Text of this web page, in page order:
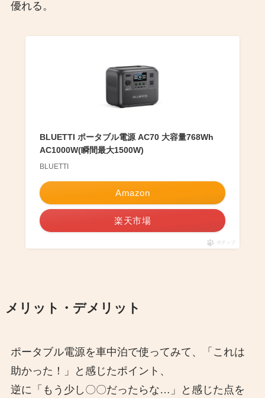
優れる。
BLUETTI ポータブル電源 AC70 大容量768Wh
AC1000W(瞬間最大1500W)
BLUETTI
Amazon
楽天市場
ポチップ
メリット・デメリット
ポータブル電源を車中泊で使ってみて、「これは
助かった！」と感じたポイント、
逆に「もう少し〇〇だったらな…」と感じた点を